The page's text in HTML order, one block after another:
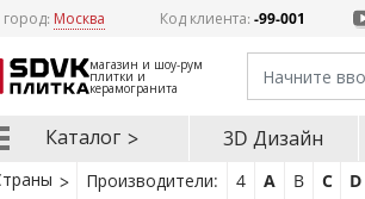
Москва Код клиента:-99-001
магазин и шоу-рум
плитки и
керамогранита
Каталог 3D Дизайн
Производители: 4 A B C D